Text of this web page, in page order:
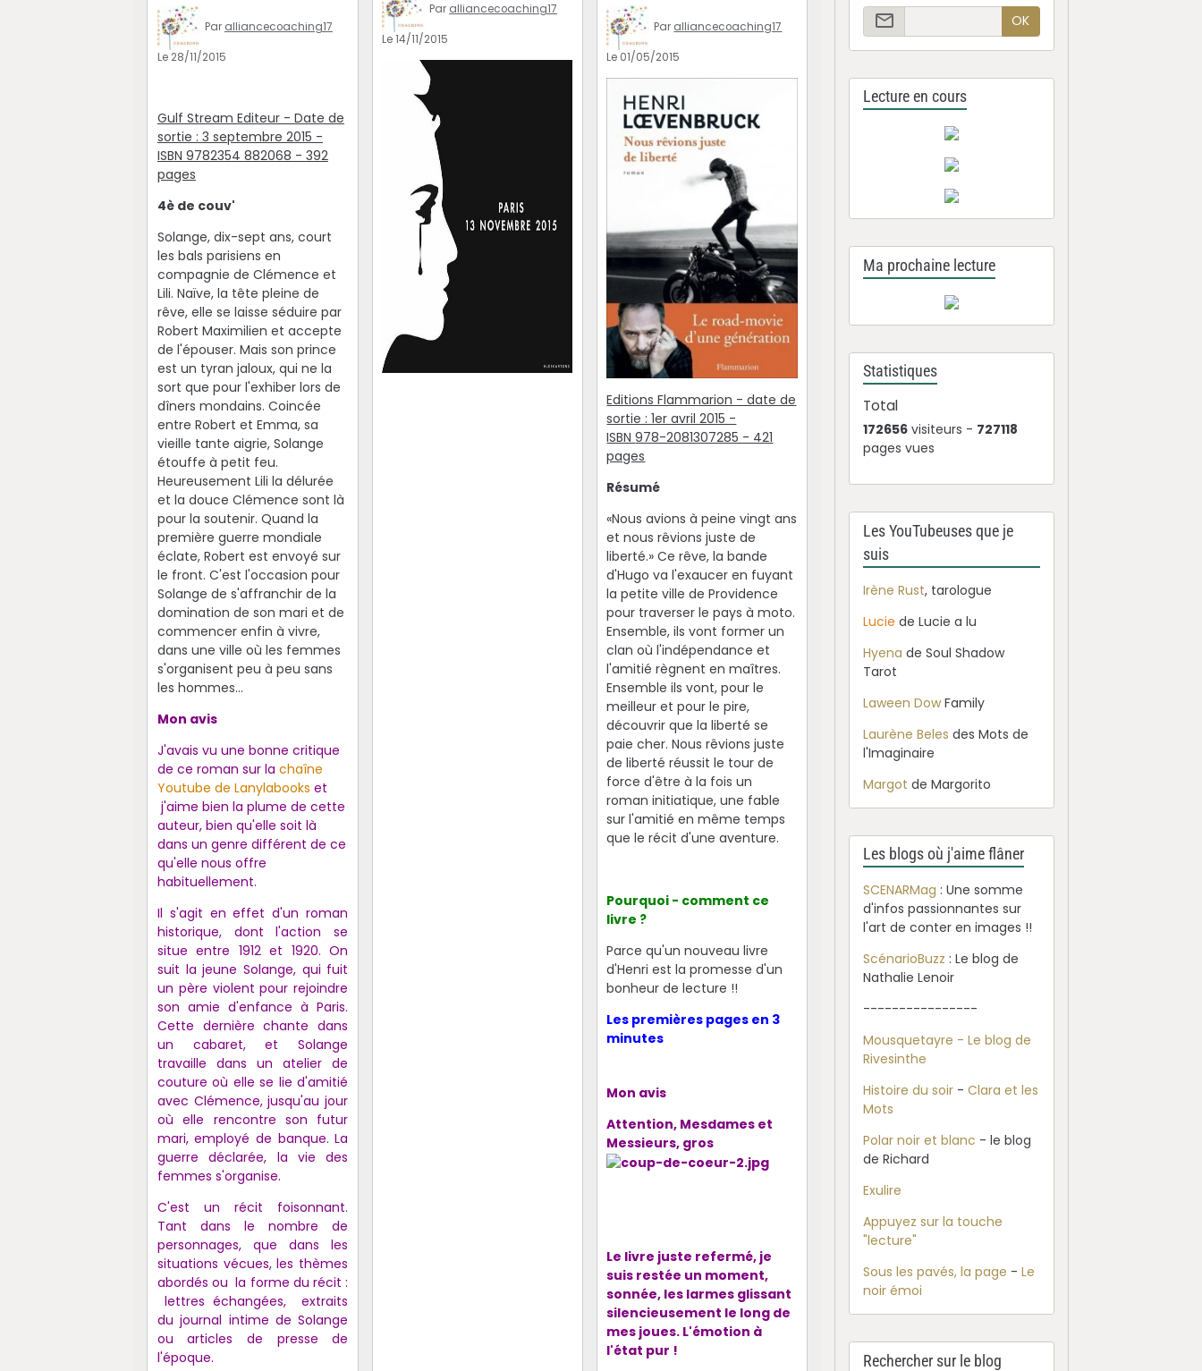
Par alliancecoaching17
Le 28/11/2015
Gulf Stream Editeur - Date de
sortie : 3 septembre 2015 -
ISBN 9782354 882068 - 392
pages
4è de couv'
Solange, dix-sept ans, court
les bals parisiens en
compagnie de Clémence et
Lili. Naïve, la tête pleine de
rêve, elle se laisse séduire par
Robert Maximilien et accepte
de l'épouser. Mais son prince
est un tyran jaloux, qui ne la
sort que pour l'exhiber lors de
dîners mondains. Coincée
entre Robert et Emma, sa
vieille tante aigrie, Solange
étouffe à petit feu.
Heureusement Lili la délurée
et la douce Clémence sont là
pour la soutenir. Quand la
première guerre mondiale
éclate, Robert est envoyé sur
le front. C'est l'occasion pour
Solange de s'affranchir de la
domination de son mari et de
commencer enfin à vivre,
dans une ville où les femmes
s'organisent peu à peu sans
les hommes...
Mon avis
J'avais vu une bonne critique
de ce roman sur la chaîne
Youtube de Lanylabooks et
j'aime bien la plume de cette
auteur, bien qu'elle soit là
dans un genre différent de ce
qu'elle nous offre
habituellement.
Il s'agit en effet d'un roman
historique, dont l'action se
situe entre 1912 et 1920. On
suit la jeune Solange, qui fuit
un père violent pour rejoindre
son amie d'enfance à Paris.
Cette dernière chante dans
un cabaret, et Solange
travaille dans un atelier de
couture où elle se lie d'amitié
avec Clémence, jusqu'au jour
où elle rencontre son futur
mari, employé de banque. La
guerre déclarée, la vie des
femmes s'organise.
C'est un récit foisonnant.
Tant dans le nombre de
personnages, que dans les
situations vécues, les thèmes
abordés ou la forme du récit :
lettres échangées, extraits
du journal intime de Solange
ou articles de presse de
l'époque.
Par alliancecoaching17
Le 14/11/2015
Par alliancecoaching17
Le 01/05/2015
Editions Flammarion - date de
sortie : 1er avril 2015 -
ISBN978-2081307285 - 421
pages
Résumé
«Nous avions à peine vingt ans
et nous rêvions juste de
liberté.» Ce rêve, la bande
d'Hugo va l'exaucer en fuyant
la petite ville de Providence
pour traverser le pays à moto.
Ensemble, ils vont former un
clan où l'indépendance et
l'amitié règnent en maîtres.
Ensemble ils vont, pour le
meilleur et pour le pire,
découvrir que la liberté se
paie cher. Nous rêvions juste
de liberté réussit le tour de
force d'être à la fois un
roman initiatique, une fable
sur l'amitié en même temps
que le récit d'une aventure.
Pourquoi - comment ce
livre ?
Parce qu'un nouveau livre
d'Henri est la promesse d'un
bonheur de lecture !!
Les premières pages en 3
minutes
Mon avis
Attention, Mesdames et
Messieurs, gros
Le livre juste refermé, je
suis restée un moment,
sonnée, les larmes glissant
silencieusement le long de
mes joues. L'émotion à
l'état pur !
OK
Lecture en cours
Ma prochaine lecture
Statistiques
Total
172656 visiteurs - 727118
pages vues
Les YouTubeuses que je
suis
Irène Rust, tarologue
Luciede Lucie a lu
Hyena de Soul Shadow
Tarot
Laween DowFamily
Laurène Beles des Mots de
l'Imaginaire
Margot de Margorito
Les blogs où j'aime flâner
SCENARMag : Une somme
d'infos passionnantes sur
l'art de conter en images !!
ScénarioBuzz : Le blog de
Nathalie Lenoir
----------------
Mousquetayre - Le blog de
Rivesinthe
Histoire du soir -Clara et les
Mots
Polar noir et blanc - le blog
de Richard
Exulire
Appuyez sur la touche
"lecture"
Sous les pavés, la page -Le
noir émoi
Rechercher sur le blog